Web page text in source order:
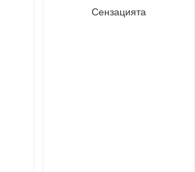
Сензацията